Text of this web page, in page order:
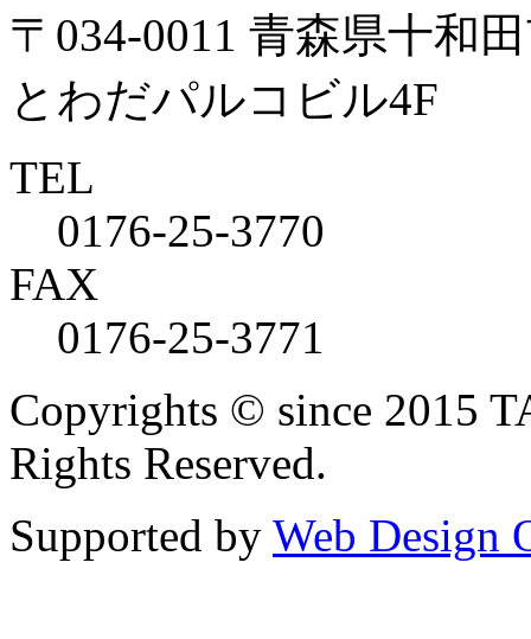
〒034-0011 青森県十和
とわだパルコビル4F
TEL
0176-25-3770
FAX
0176-25-3771
Copyrights © since 2015
Rights Reserved.
Supported by Web Design